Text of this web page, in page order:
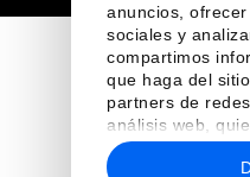
anuncios,
sociales y
compartimos
que haga del
partners de
análisis web,
combinarla con
haya